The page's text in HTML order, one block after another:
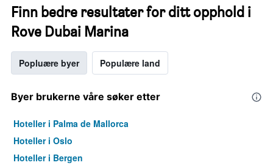
Finn bedre resultater for ditt opphold i
Rove Dubai Marina
Popluære byer Populære land
Byer brukerne våre søker etter
Hoteller i Palma de Mallorca
Hoteller i Oslo
Hoteller i Bergen